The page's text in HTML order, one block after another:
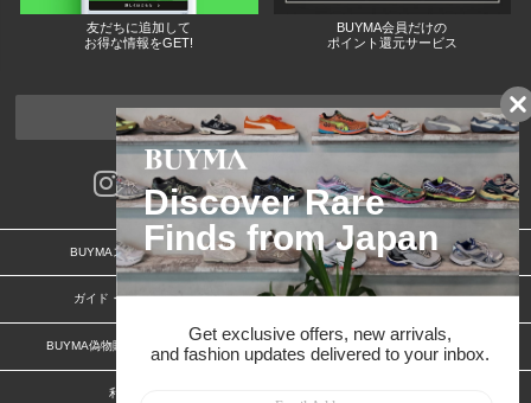
友だちに追加して
お得な情報をGET!
BUYMA会員だけの
ポイント還元サービス
ページトップへ
BUYMAスタートガイド 安心への取り組み
ガイド・お問い合わせ かんたん購入ガイド
BUYMA偽物販売防止の取り組み BUYMA CARD
利用規約